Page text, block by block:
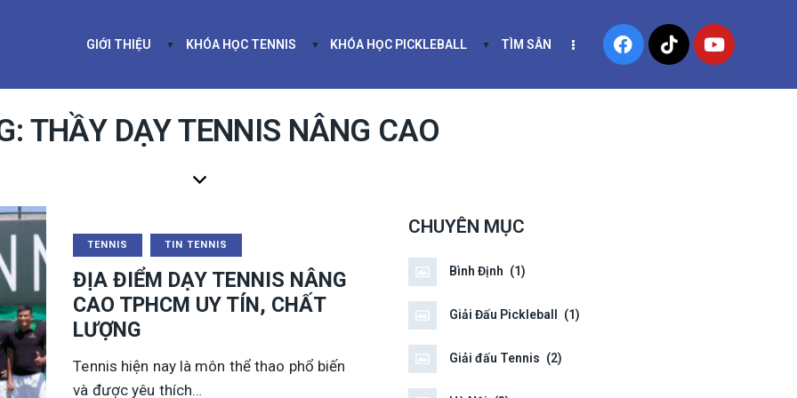
GIỚI THIỆU KHÓA HỌC TENNIS KHÓA HỌC PICKLEBALL TÌM SÂN
KHÓA HỌC TENNIS
THẦY DẠY TENNIS NÂNG CAO
TENNIS TIN TENNIS
ĐỊA ĐIỂM DẠY TENNIS NÂNG
CAO TPHCM UY TÍN, CHẤT
LƯỢNG
Tennis hiện nay là môn thể thao phổ biến
và được yêu thích…
CHUYÊN MỤC
Bình Định (1)
Giải Đấu Pickleball (1)
Giải đấu Tennis (2)